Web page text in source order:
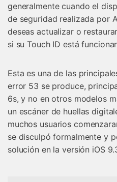
generalmente cuando el
de seguridad realizada por
deseas actualizar o
si su Touch ID está
Esta es una de las
error 53 se produce,
6s, y no en otros modelos
un escáner de huellas
muchos usuarios
se disculpó formalmente y
solución en la versión iOS